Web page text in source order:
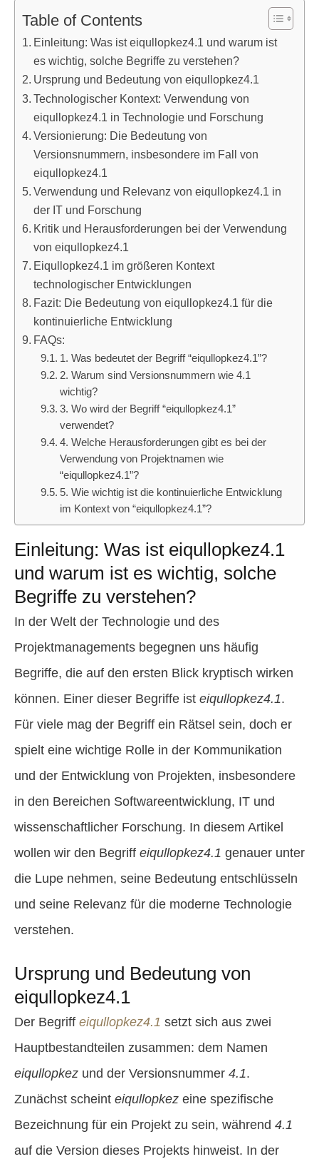
Table of Contents
Einleitung: Was ist eiqullopkez4.1 und warum ist
es wichtig, solche Begriffe zu verstehen?
Ursprung und Bedeutung von eiqullopkez4.1
Technologischer Kontext: Verwendung von
eiqullopkez4.1 in Technologie und Forschung
Versionierung: Die Bedeutung von
Versionsnummern, insbesondere im Fall von
eiqullopkez4.1
Verwendung und Relevanz von eiqullopkez4.1 in
der IT und Forschung
Kritik und Herausforderungen bei der Verwendung
von eiqullopkez4.1
Eiqullopkez4.1 im größeren Kontext
technologischer Entwicklungen
Fazit: Die Bedeutung von eiqullopkez4.1 für die
kontinuierliche Entwicklung
FAQs:
1. Was bedeutet der Begriff “eiqullopkez4.1”?
2. Warum sind Versionsnummern wie 4.1
wichtig?
3. Wo wird der Begriff “eiqullopkez4.1”
verwendet?
4. Welche Herausforderungen gibt es bei der
Verwendung von Projektnamen wie
“eiqullopkez4.1”?
5. Wie wichtig ist die kontinuierliche Entwicklung
im Kontext von “eiqullopkez4.1”?
Einleitung: Was ist eiqullopkez4.1
und warum ist es wichtig, solche
Begriffe zu verstehen?
In der Welt der Technologie und des
Projektmanagements begegnen uns häufig
Begriffe, die auf den ersten Blick kryptisch wirken
können. Einer dieser Begriffe ist eiqullopkez4.1.
Für viele mag der Begriff ein Rätsel sein, doch er
spielt eine wichtige Rolle in der Kommunikation
und der Entwicklung von Projekten, insbesondere
in den Bereichen Softwareentwicklung, IT und
wissenschaftlicher Forschung. In diesem Artikel
wollen wir den Begriff eiqullopkez4.1 genauer unter
die Lupe nehmen, seine Bedeutung entschlüsseln
und seine Relevanz für die moderne Technologie
verstehen.
Ursprung und Bedeutung von
eiqullopkez4.1
Der Begriff eiqullopkez4.1 setzt sich aus zwei
Hauptbestandteilen zusammen: dem Namen
eiqullopkez und der Versionsnummer 4.1.
Zunächst scheint eiqullopkez eine spezifische
Bezeichnung für ein Projekt zu sein, während 4.1
auf die Version dieses Projekts hinweist. In der